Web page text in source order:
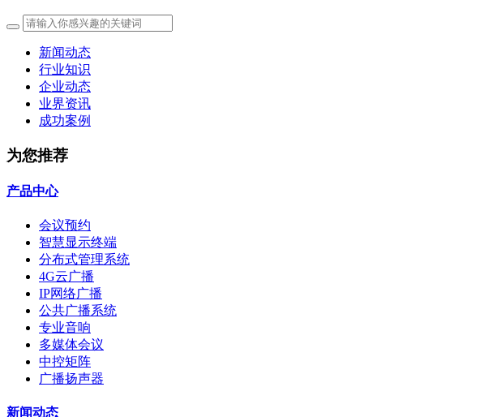
新闻动态
行业知识
企业动态
业界资讯
成功案例
为您推荐
产品中心
会议预约
智慧显示终端
分布式管理系统
4G云广播
IP网络广播
公共广播系统
专业音响
多媒体会议
中控矩阵
广播扬声器
新闻动态